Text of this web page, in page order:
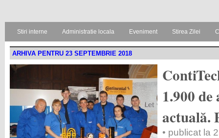
Stiri interne Administratie locala Eveniment Stirea Zilei
ARHIVA PENTRU 23 SEPTEMBRIE 2018
1.900
actuală.
• publicat la